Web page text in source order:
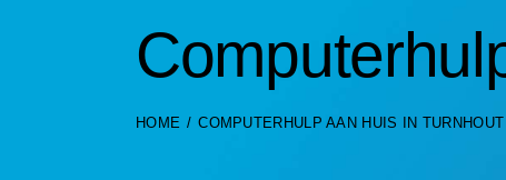
HOME COMPUTERHULP AAN HUIS IN TURNHOUT